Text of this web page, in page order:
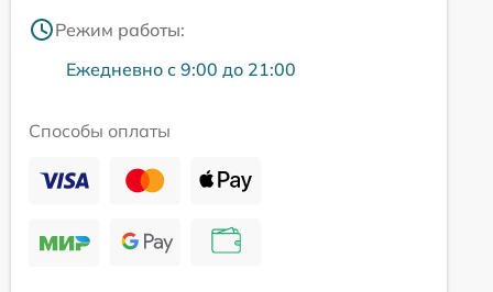
Режим работы:
Ежедневно с 9:00 до 21:00
Способы оплаты